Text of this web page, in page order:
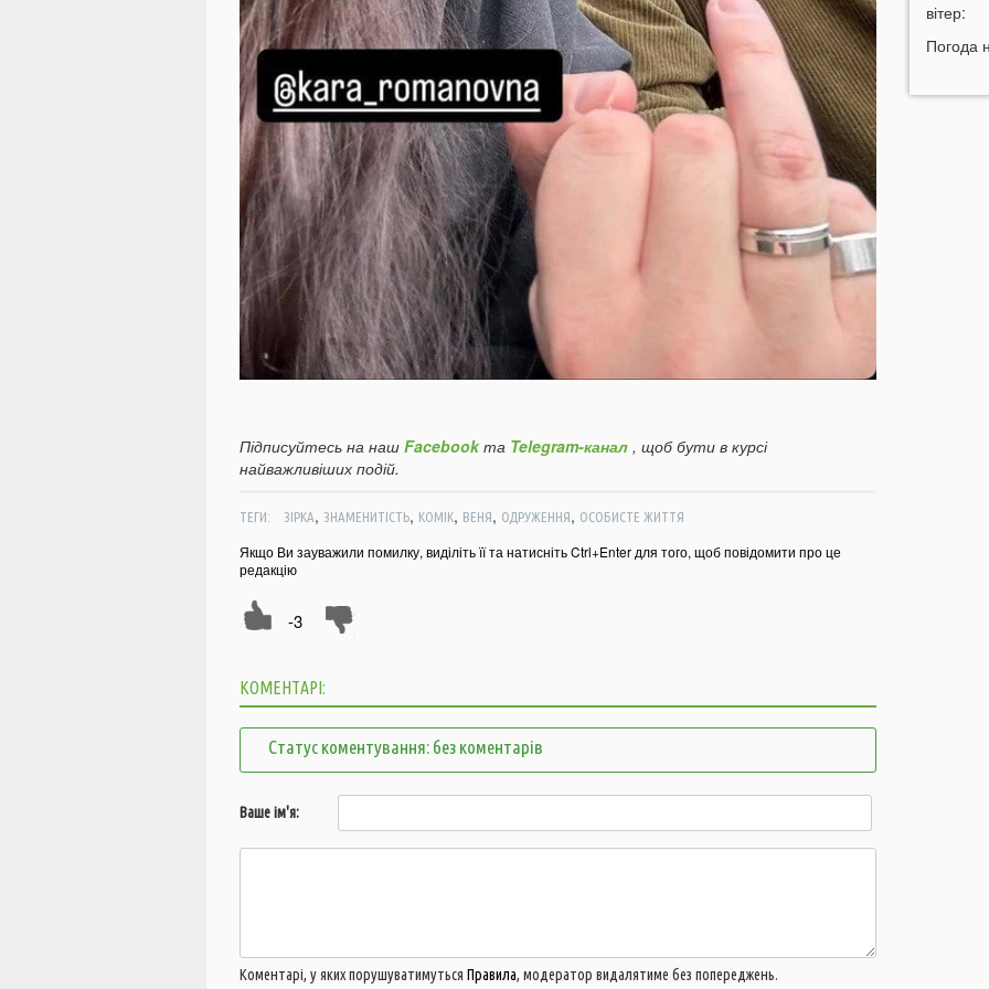
Підписуйтесь на наш Facebookта Telegram-канал , щоб бути в курсі
найважливіших подій.
ТЕГИ: ЗІРКА, ЗНАМЕНИТІСТЬ, КОМІК, ВЕНЯ, ОДРУЖЕННЯ, ОСОБИСТЕ ЖИТТЯ
Якщо Ви зауважили помилку, виділіть її та натисніть Ctrl+Enter для того, щоб повідомити про це
редакцію
-3
КОМЕНТАРІ:
Статус коментування: без коментарів
Ваше ім'я:
Коментарі, у яких порушуватимуться Правила, модератор видалятиме без попереджень.
11:27
вітер:
Погода